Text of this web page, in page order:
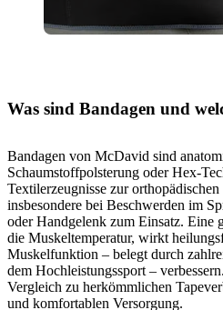
Was sind Bandagen und
Bandagen von McDavid sind
Schaumstoffpolsterung oder Hex-
Textilerzeugnisse zur
insbesondere bei Beschwerden im
oder Handgelenk zum Einsatz. Eine
die Muskeltemperatur, wirkt
Muskelfunktion – belegt durch
dem Hochleistungssport –
Vergleich zu herkömmlichen
und komfortablen Versorgung.